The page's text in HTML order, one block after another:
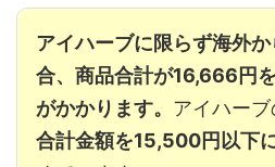
アイハーブに限らず海外
合、商品合計が16,666円
がかかります。 アイハー
合計金額を15,500円以下